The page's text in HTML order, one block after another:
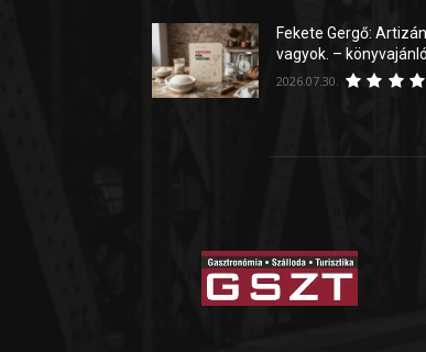
Fekete Gergő:
vagyok. – könyvajánló
2026.07.30.